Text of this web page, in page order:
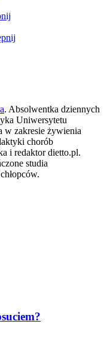
. Absolwentka dziennych
Uniwersytetu
w zakresie żywienia
chorób
i redaktor dietto.pl.
studia